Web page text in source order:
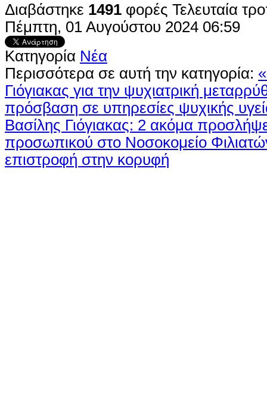
Διαβάστηκε 1491 φορές Τελευταία
Πέμπτη, 01 Αυγούστου 2024 06:59
Κατηγορία Νέα
Περισσότερα σε αυτή την κατηγορία:
Γιόγιακας για την ψυχιατρική
πρόσβαση σε υπηρεσίες ψυχικής
Βασίλης Γιόγιακας: 2 ακόμα
προσωπικού στο Νοσοκομείο
επιστροφή στην κορυφή